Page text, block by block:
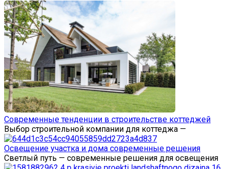
Современные тенденции в строительстве коттеджей
Выбор строительной компании для коттеджа —
Освещение участка и дома современные решения
Светлый путь — современные решения для освещения